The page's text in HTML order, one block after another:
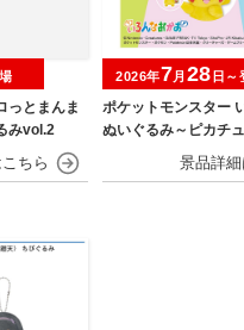
っとまんま
みvol.2
ポケットモンスター
ぬいぐるみ～ピカチ
2026年7月 28 日～